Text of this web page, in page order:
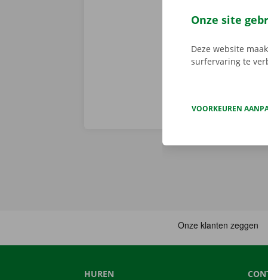
Download de
HUREN
Onze site
Deze website
surfervaring te
VOORKEUREN